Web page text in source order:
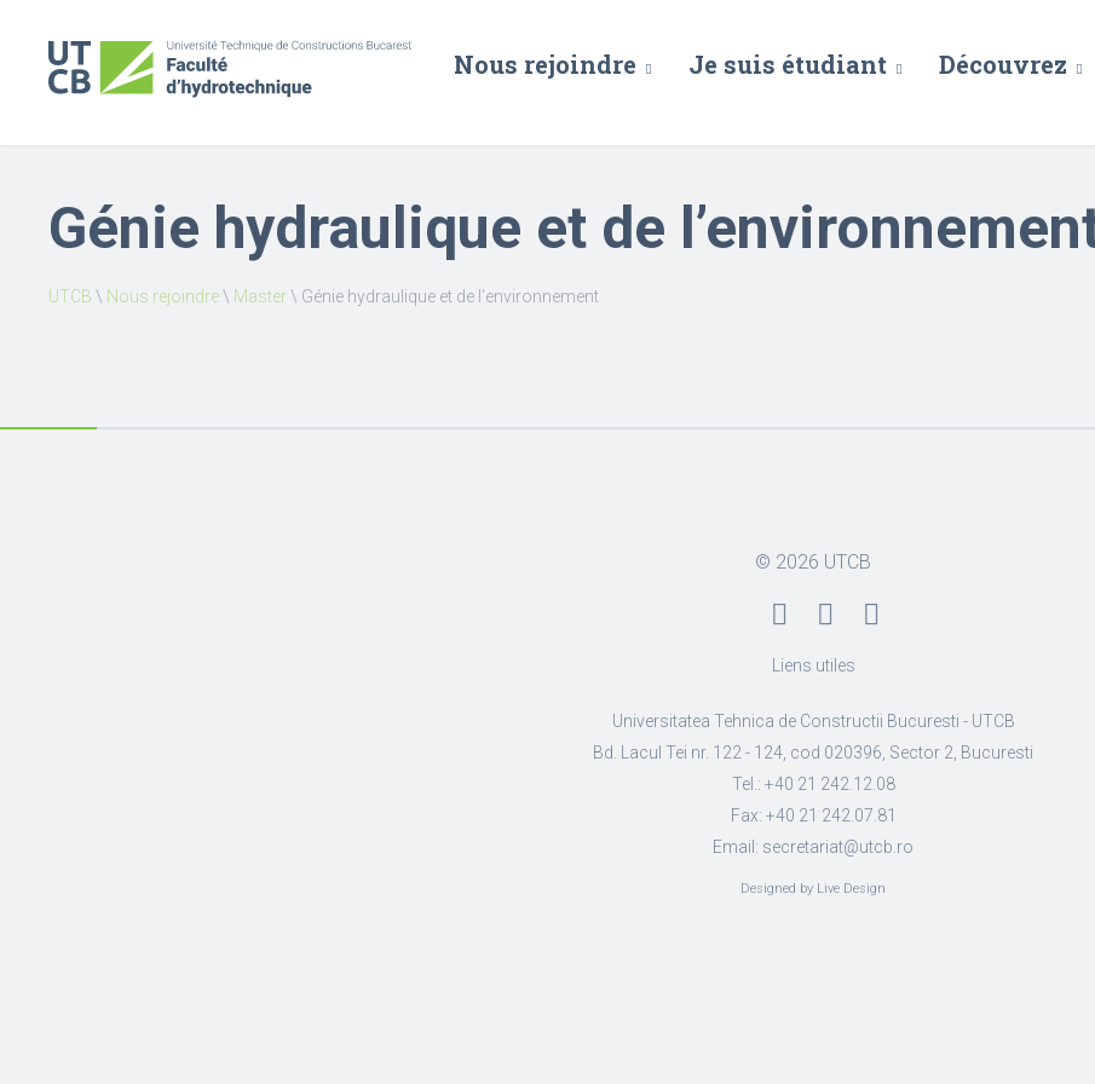
Nous rejoindre Je suis étudiant Découvrez
Génie hydraulique et de
UTCB \ Nous rejoindre\ Master\ Génie hydraulique et de l’environnement
© 2026 UTCB
Liens utiles
Universitatea Tehnica de Constructii Bucuresti - UTCB
Bd. Lacul Tei nr. 122 - 124, cod 020396, Sector 2, Bucuresti
Tel.: +40 21 242.12.08
Fax: +40 21 242.07.81
Email: secretariat@utcb.ro
Designed by Live Design